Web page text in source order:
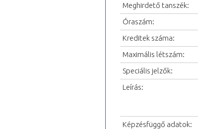
Meghirdető tanszék:
Óraszám:
Kreditek száma:
Maximális létszám:
Speciális jelzők:
Leírás:
Képzésfüggő adatok: